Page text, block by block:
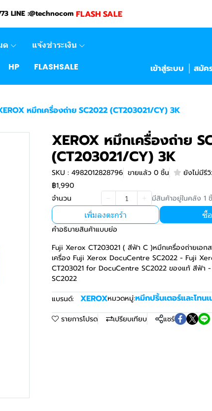
LINE :@technocom FLASH SALE
ด
แจ้งชำระเงิน
HP FLASHSALE เข้าสู่ระบบ สมัค
หมึกเครื่องถ่าย SC2022 (CT203021/CY) 3K
XEROX หมึกเครื่องถ่าย
(CT203021/CY) 3K
SKU : 4982012828796 ขายแล้ว 0 ชิ้น ยังไม่มีรี
฿1,990
จำนวน
มีสินค้าอยู่ในคลัง 1
เพิ่มลงตะกร้า
ซื้
คำอธิบายสินค้าแบบย่อ
Fuji Xerox CT203021 ( สีฟ้า C )หมึกเครื่องถ่ายเอก
เครื่อง Fuji Xerox DocuCentre SC2022 - Fuji
CT203021 for DocuCentre SC2022 ของแท้ สีฟ้า
SC2022
แบรนด์:
XEROXหมวดหมู่:หมึกปริ้นเตอร์และโทนเ
รายการโปรด เปรียบเทียบ แชร์